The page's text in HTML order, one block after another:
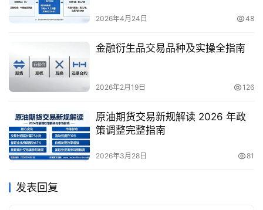
2026年4月24日 48
金融衍生品交易品种及实操全指南
2026年2月19日 126
原油期货交易新规解读 2026 年政
策调整完整指南
2026年3月28日 81
发表回复